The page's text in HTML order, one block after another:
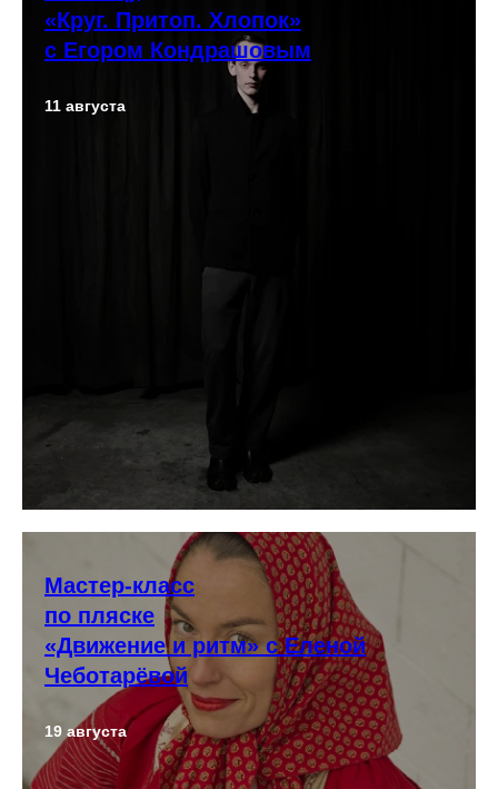
«Круг. Притоп. Хлопок»
с Егором Кондрашовым
11 августа
Мастер-класс
по пляске
«Движение и ритм» с Еленой
Чеботарёвой
19 августа